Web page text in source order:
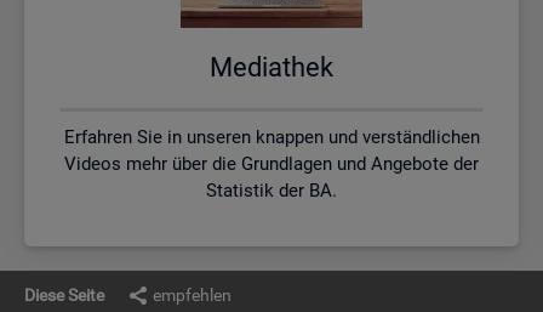
Me­dia­thek
Erfahren Sie in unseren knappen und verständlichen
Videos mehr über die Grundlagen und Angebote der
Statistik der BA.
Diese Seite empfehlen